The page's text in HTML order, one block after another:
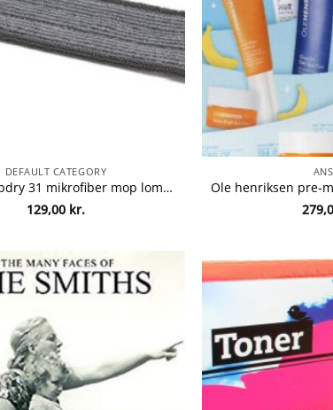
DEFAULT CATEGORY
Vikan dampdry 31 mikrofiber mop lomme 547600 5 stk.
129,00 kr.